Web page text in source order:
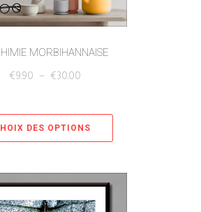
MORBIHANNAISE
€9.90 – €30.00
DES OPTIONS